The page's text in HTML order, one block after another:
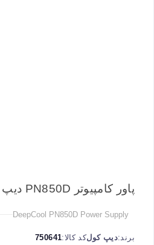
پاور کامپیوتر PN850D دیپ کول 850 وات
DeepCool PN850D Power Supply
برند:دیپ کولکد کالا:750641